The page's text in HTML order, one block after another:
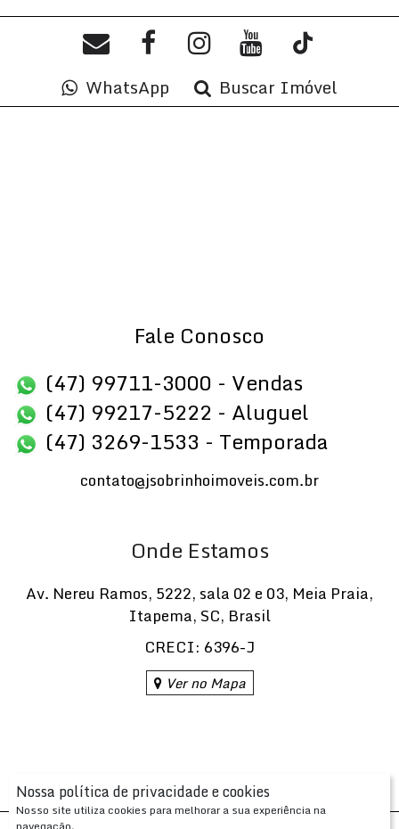
Nossa política de privacidade e cookies
Nosso site utiliza cookies para melhorar a sua experiência na
Distância do Mar, Útil:182.50m²
WhatsApp Buscar Imóvel
Fale Conosco
(47) 99711-3000 - Vendas
(47) 99217-5222 - Aluguel
(47) 3269-1533 - Temporada
contato@jsobrinhoimoveis.com.br
Onde Estamos
Av. Nereu Ramos, 5222, sala 02 e 03, Meia Praia,
Itapema, SC, Brasil
CRECI: 6396-J
Ver no Mapa